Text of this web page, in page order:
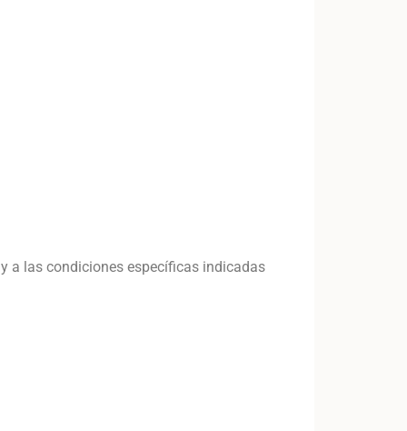
a las condiciones específicas indicadas